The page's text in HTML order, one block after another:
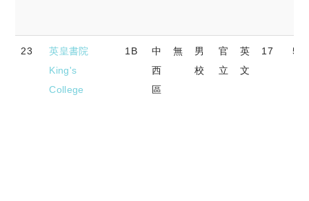
23
英皇書院
King's
College
1B
中
西
區
無
男
校
官
立
英
文
17